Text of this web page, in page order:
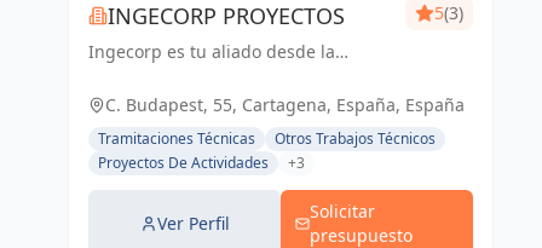
INGECORP PROYECTOS
Ingecorp es tu aliado desde la
proyecto. Especializados en licencias,
proyectos ejecutivos, reformas y
energía solar. Expertos compr...
5(3)
C. Budapest, 55, Cartagena, España, España
Tramitaciones Técnicas
Otros Trabajos Técnicos
Proyectos De Actividades
+3
Ver Perfil
Solicitar
presupuesto